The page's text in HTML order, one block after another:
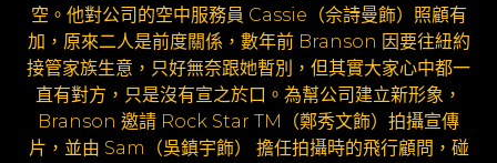
空。他對公司的空中服務員 Cassie（佘詩曼飾）照顧有
加，原來二人是前度關係，數年前 Branson 因要往紐約
接管家族生意，只好無奈跟她暫別，但其實大家心中都一
直有對方，只是沒有宣之於口。為幫公司建立新形象，
Branson 邀請 Rock Star TM（鄭秀文飾）拍攝宣傳
片，並由 Sam（吳鎮宇飾） 擔任拍攝時的飛行顧問，碰